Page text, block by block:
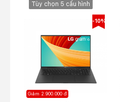
Tùy chọn 5 cấu hình
Giảm 2.900.000 đ
-10%